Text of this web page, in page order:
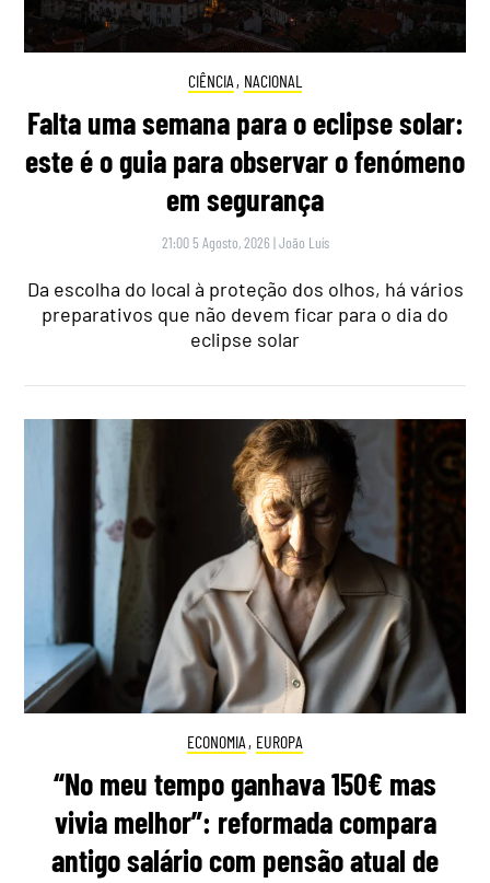
CIÊNCIA , NACIONAL
Falta uma semana para o eclipse solar:
este é o guia para observar o fenómeno
em segurança
21:00 5 Agosto, 2026 |João Luís
Da escolha do local à proteção dos olhos, há vários
preparativos que não devem ficar para o dia do
eclipse solar
ECONOMIA , EUROPA
“No meu tempo ganhava 150€ mas
vivia melhor”: reformada compara
antigo salário com pensão atual de